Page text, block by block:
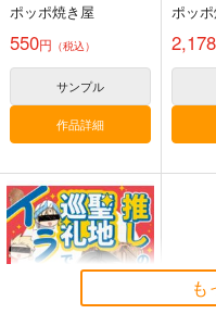
黒白のアヴェスター 1
神座万象・第十四機
関
専売 2,178円（税込）
藤ち
産経
オリ
ポッポ焼き屋
550円 （税込）
サンプル
作品詳細
ポッ
2,178
も